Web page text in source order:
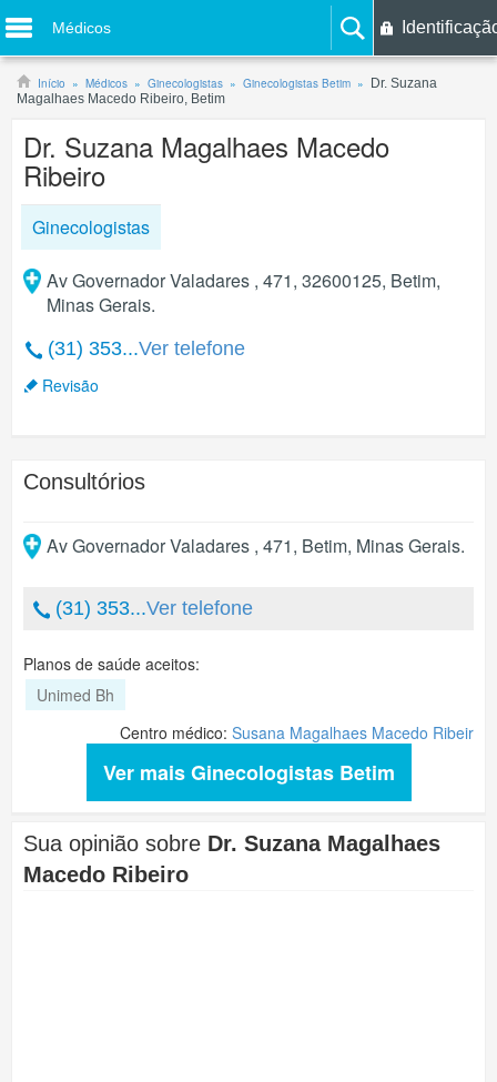
Médicos
Início Médicos Ginecologistas Ginecologistas Betim
Dr. Suzana
Magalhaes Macedo Ribeiro, Betim
Dr. Suzana Magalhaes Macedo
Ribeiro
Ginecologistas
Av Governador Valadares , 471, 32600125, Betim,
Minas Gerais.
(31) 353...Ver telefone
Revisão
Consultórios
Av Governador Valadares , 471, Betim, Minas Gerais.
(31) 353...Ver telefone
Planos de saúde aceitos:
Unimed Bh
Centro médico: Susana Magalhaes Macedo Ribeir
Ver mais Ginecologistas Betim
Sua opinião sobre Dr. Suzana Magalhaes
Macedo Ribeiro